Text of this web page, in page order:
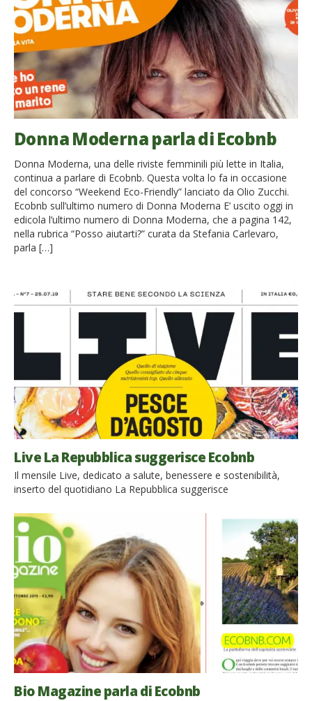
Donna Moderna parla di Ecobnb
Donna Moderna, una delle riviste femminili più lette in Italia,
continua a parlare di Ecobnb. Questa volta lo fa in occasione
del concorso “Weekend Eco-Friendly” lanciato da Olio Zucchi.
Ecobnb sull’ultimo numero di Donna Moderna E’ uscito oggi in
edicola l’ultimo numero di Donna Moderna, che a pagina 142,
nella rubrica “Posso aiutarti?” curata da Stefania Carlevaro,
parla […]
Live La Repubblica suggerisce Ecobnb
Il mensile Live, dedicato a salute, benessere e sostenibilità,
inserto del quotidiano La Repubblica suggerisce
nostro sito tra una selezione di consigli rivolti ai lettori, nella
sezione “scelti per voi“. Tra i suggerimenti di Live per una
vacanza di benessere, energizzante sia per il corpo che per la
[…]
Bio Magazine parla di Ecobnb